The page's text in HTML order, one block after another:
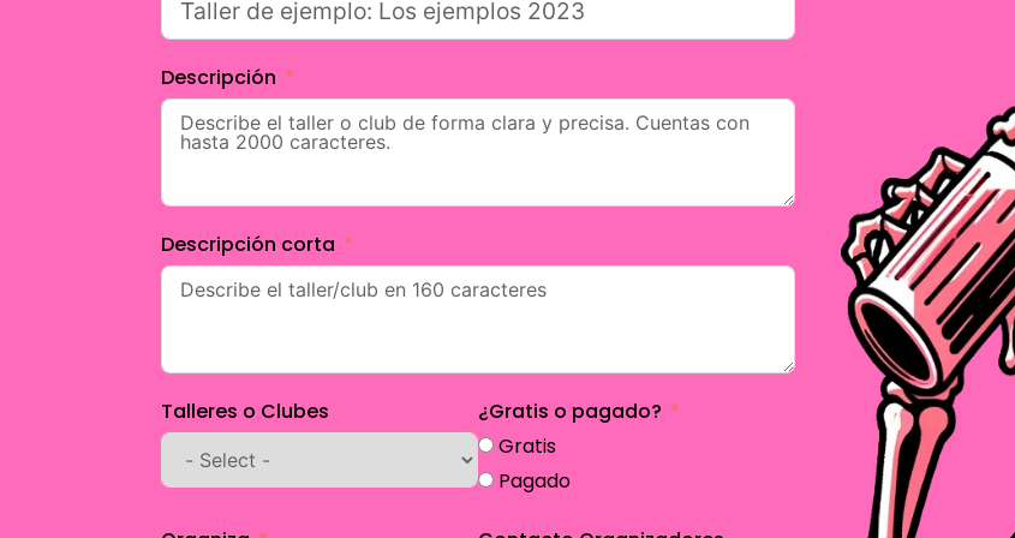
Descripción
Descripción corta
Talleres o Clubes
¿Gratis o pagado?
Gratis
Pagado